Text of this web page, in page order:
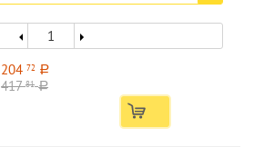
204 72 a
41781 a